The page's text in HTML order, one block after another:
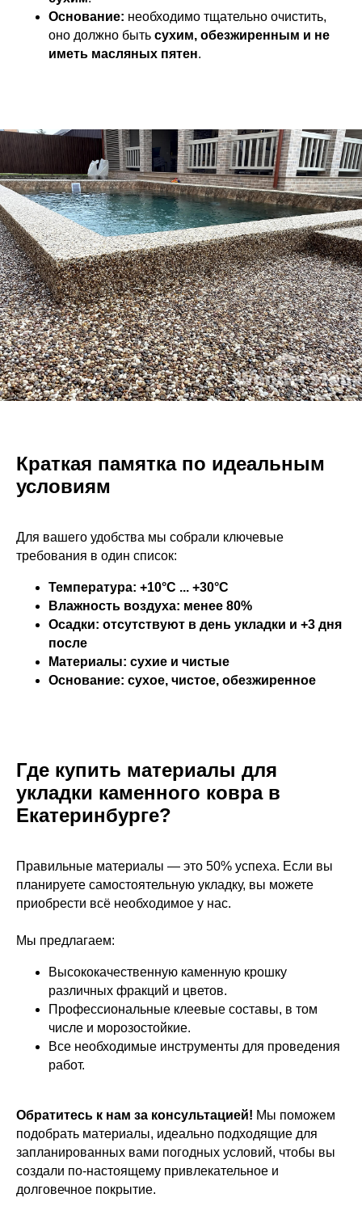
Основание: необходимо тщательно очистить,
оно должно быть сухим, обезжиренным и не
иметь масляных пятен.
Краткая памятка по идеальным
условиям
Для вашего удобства мы собрали ключевые
требования в один список:
Температура: +10°C ... +30°C
Влажность воздуха: менее 80%
Осадки: отсутствуют в день укладки и +3 дня
после
Материалы: сухие и чистые
Основание: сухое, чистое, обезжиренное
Где купить материалы для
укладки каменного ковра в
Екатеринбурге?
Правильные материалы — это 50% успеха. Если вы
планируете самостоятельную укладку, вы можете
приобрести всё необходимое у нас.
Мы предлагаем:
Высококачественную каменную крошку
различных фракций и цветов.
Профессиональные клеевые составы, в том
числе и морозостойкие.
Все необходимые инструменты для проведения
работ.
Обратитесь к нам за консультацией! Мы поможем
подобрать материалы, идеально подходящие для
запланированных вами погодных условий, чтобы вы
создали по-настоящему привлекательное и
долговечное покрытие.